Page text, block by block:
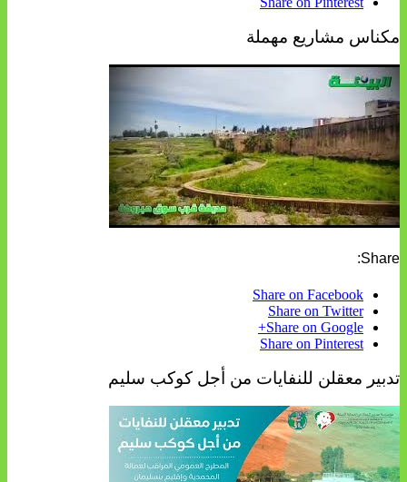
مكناس مشاريع مهملة
Share:
Share on Facebook
Share on Twitter
Share on Google+
Share on Pinterest
تدبير معقلن للنفايات من أجل كوكب سليم